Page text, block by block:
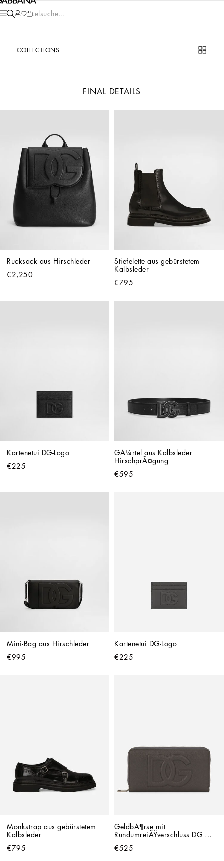
Artikelsuche...
COLLECTIONS
FINAL DETAILS
Rucksack aus Hirschleder
€2,250
Stiefelette aus gebürstetem
Kalbsleder
€795
Kartenetui DG-Logo
€225
GÃ¼rtel aus Kalbsleder
HirschprÃ¤gung
€595
Mini-Bag aus Hirschleder
€995
Kartenetui DG-Logo
€225
Monkstrap aus gebürstetem
Kalbsleder
€795
GeldbÃ¶rse mit
RundumreiÃŸverschluss DG
€525